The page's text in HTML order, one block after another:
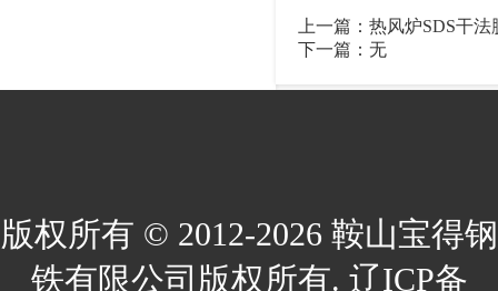
上一篇： 热风炉SDS干法
下一篇：无
版权所有 © 2012-2026 鞍山宝得钢
铁有限公司版权所有. 辽ICP备